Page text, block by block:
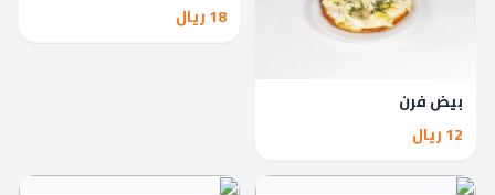
بيض فرن
12 ريال
18 ريال